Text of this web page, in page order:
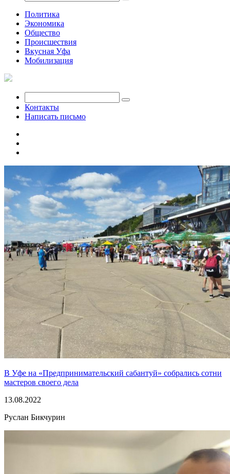
Политика
Экономика
Общество
Происшествия
Вкусная Уфа
Мобилизация
Контакты
Написать письмо
В Уфе на «Предпринимательский сабантуй» собрались сотни
мастеров своего дела
13.08.2022
Руслан Бикчурин